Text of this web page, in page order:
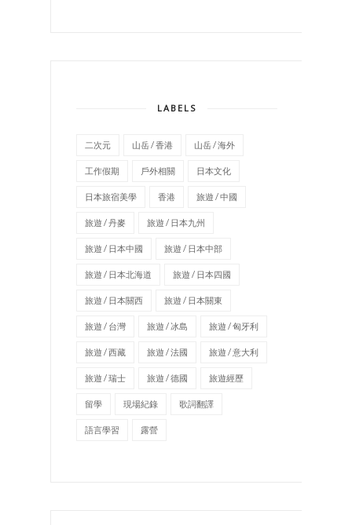
LABELS
二次元 山岳 / 香港 山岳 / 海外
工作假期 戶外相關 日本文化
日本旅宿美學 香港 旅遊 / 中國
旅遊 / 丹麥 旅遊 / 日本九州
旅遊 / 日本中國 旅遊 / 日本中部
旅遊 / 日本北海道 旅遊 / 日本四國
旅遊 / 日本關西 旅遊 / 日本關東
旅遊 / 台灣 旅遊 / 冰島 旅遊 / 匈牙利
旅遊 / 西藏 旅遊 / 法國 旅遊 / 意大利
旅遊 / 瑞士 旅遊 / 德國 旅遊經歷
留學 現場紀錄 歌詞翻譯
語言學習 露營